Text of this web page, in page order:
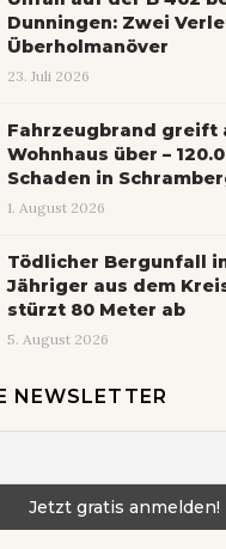
Dunningen: Zwei
Überholmanöver
23. Juli 2026
Fahrzeugbrand greift
Wohnhaus über –
Schaden in
1. August 2026
Tödlicher Bergunfall
Jähriger aus dem
stürzt 80 Meter ab
5. August 2026
NEWSLETTER